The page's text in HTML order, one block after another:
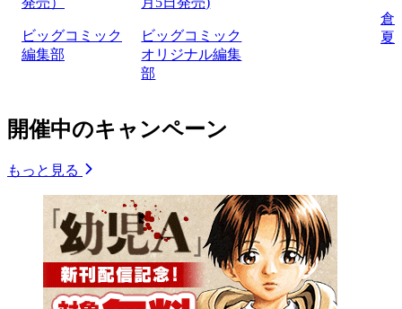
ビッグコミック
編集部
ビッグコミック
オリジナル編集
部
倉
夏
開催中のキャンペーン
もっと見る